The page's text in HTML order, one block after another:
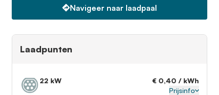
Navigeer naar laadpaal
Laadpunten
22 kW
€ 0,40 / kWh
Prijsinfo